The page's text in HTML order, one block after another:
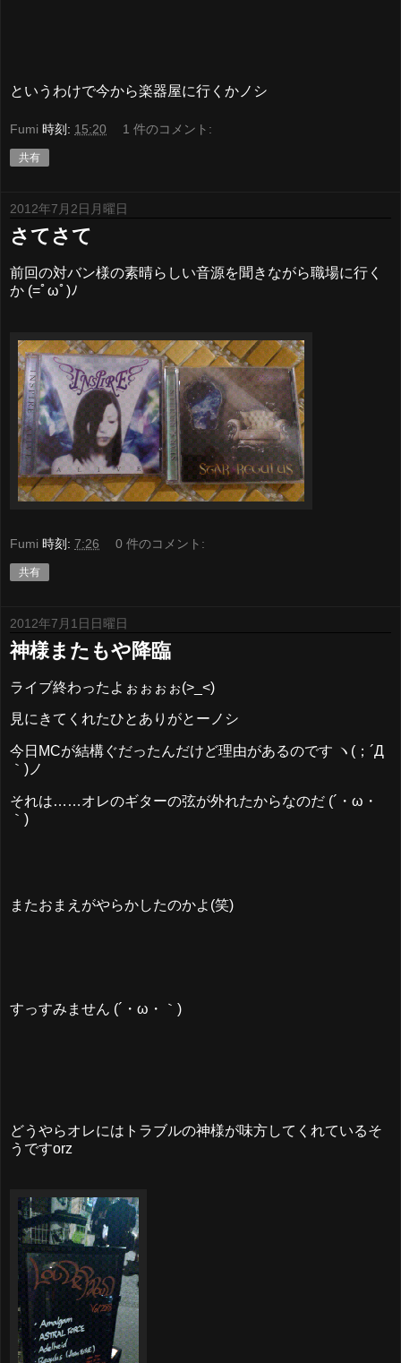
というわけで今から楽器屋に行くかノシ
Fumi 時刻: 15:20 1 件のコメント:
共有
2012年7月2日月曜日
さてさて
前回の対バン様の素晴らしい音源を聞きながら職場に行く
か (=ﾟωﾟ)ﾉ
Fumi 時刻: 7:26 0 件のコメント:
共有
2012年7月1日日曜日
神様またもや降臨
ライブ終わったよぉぉぉぉ(>_<)
見にきてくれたひとありがとーノシ
今日MCが結構ぐだったんだけど理由があるのです ヽ(；´Д
｀)ノ
それは……オレのギターの弦が外れたからなのだ (´・ω・
｀)
またおまえがやらかしたのかよ(笑)
すっすみません (´・ω・｀)
どうやらオレにはトラブルの神様が味方してくれているそ
うですorz